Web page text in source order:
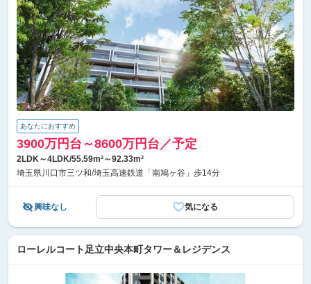
あなたにおすすめ
3900万円台～8600万円台／予定
2LDK～4LDK/55.59m²～92.33m²
埼玉県川口市三ツ和/埼玉高速鉄道「南鳩ヶ谷」歩14分
興味なし 気になる
ローレルコート足立中央本町タワー＆レジデンス